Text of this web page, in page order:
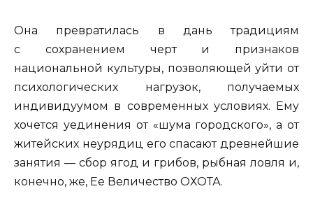
Она превратилась в дань традициям
с сохранением черт и признаков
национальной культуры, позволяющей уйти от
психологических нагрузок, получаемых
индивидуумом в современных условиях. Ему
хочется уединения от «шума городского», а от
житейских неурядиц его спасают древнейшие
занятия — сбор ягод и грибов, рыбная ловля и,
конечно, же, Ее Величество ОХОТА.